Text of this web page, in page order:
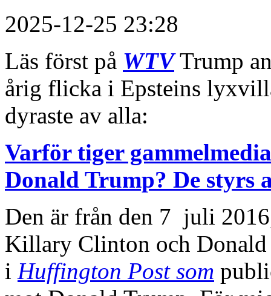
2025-12-25 23:28
Läs först på WTVTrump
årig flicka i Epsteins
dyraste av alla:
Varför tiger
Donald Trump? De styrs
Den är från den 7 juli
Killary Clinton och Donald
i Huffington Post som